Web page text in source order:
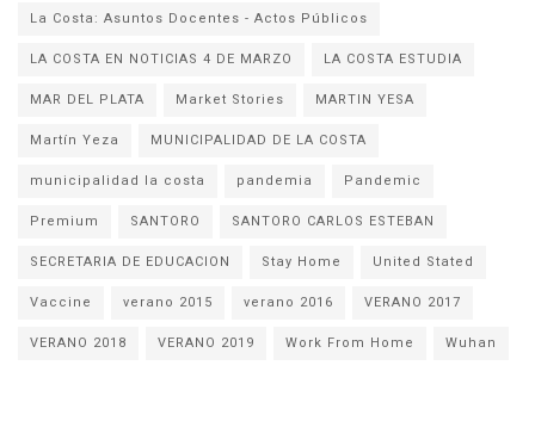
La Costa: Asuntos Docentes - Actos Públicos
LA COSTA EN NOTICIAS 4 DE MARZO
LA COSTA ESTUDIA
MAR DEL PLATA
Market Stories
MARTIN YESA
Martín Yeza
MUNICIPALIDAD DE LA COSTA
municipalidad la costa
pandemia
Pandemic
Premium
SANTORO
SANTORO CARLOS ESTEBAN
SECRETARIA DE EDUCACION
Stay Home
United Stated
Vaccine
verano 2015 verano 2016
VERANO 2017
VERANO 2018
VERANO 2019 Work From Home Wuhan